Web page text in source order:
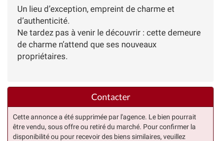
Un lieu d’exception, empreint de charme et
d’authenticité.
Ne tardez pas à venir le découvrir : cette demeure
de charme n’attend que ses nouveaux
propriétaires.
Contacter
Cette annonce a été supprimée par l'agence. Le bien pourrait
être vendu, sous offre ou retiré du marché. Pour confirmer la
disponibilité ou pour recevoir des biens similaires, veuillez